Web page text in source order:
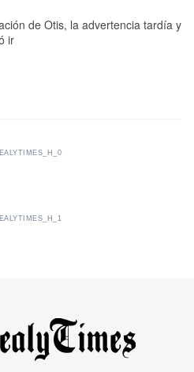
de Otis, la advertencia tardía y
ir